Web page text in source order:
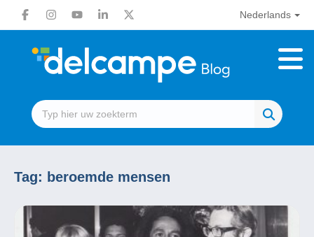
Nederlands
Tag: beroemde mensen